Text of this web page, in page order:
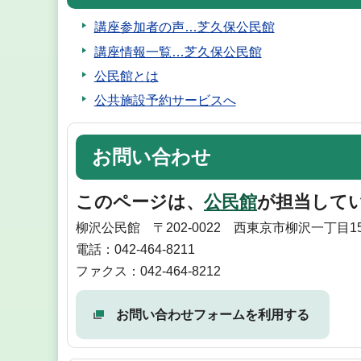
講座参加者の声…芝久保公民館
講座情報一覧…芝久保公民館
公民館とは
公共施設予約サービスへ
お問い合わせ
このページは、 公民館が担当して
柳沢公民館 〒202-0022 西東京市柳沢一丁目
電話：042-464-8211
ファクス：042-464-8212
お問い合わせフォームを利用する